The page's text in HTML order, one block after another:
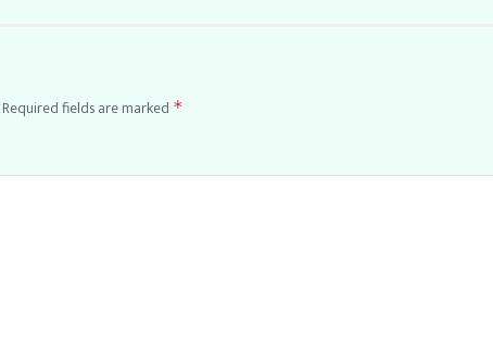
Required fields are marked *